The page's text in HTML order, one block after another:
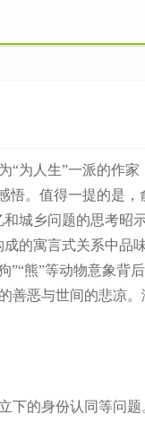
人生”一派的作家
悟。值得一提的是
城乡问题的思考昭
的寓言式关系中品
熊”等动物意象背
善恶与世间的悲凉
的身份认同等问题